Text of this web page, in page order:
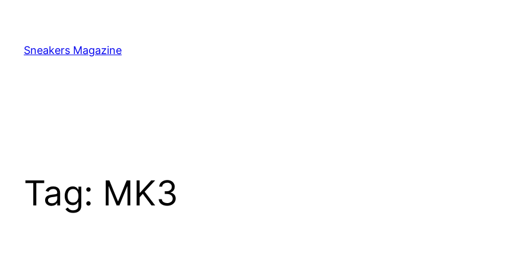
content
Sneakers Magazine
Tag: MK3